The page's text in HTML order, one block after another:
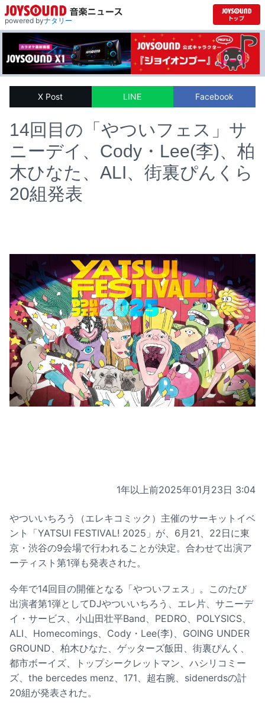
powered byナタリー
X Post LINE Facebook
14回目の「やついフェス」サ
ニーデイ、Cody・Lee(李)、柏
木ひなた、ALI、街裏ぴんくら
20組発表
1年以上前2025年01月23日 3:04
やついいちろう（エレキコミック）主催のサーキットイベ
ント「YATSUI FESTIVAL! 2025」が、6月21、22日に東
京・渋谷の9会場で行われることが決定。合わせて出演ア
ーティスト第1弾も発表された。
今年で14回目の開催となる「やついフェス」。このたび
出演者第1弾としてDJやついいちろう、エレ片、サニーデ
イ・サービス、小山田壮平Band、PEDRO、POLYSICS、
ALI、Homecomings、Cody・Lee(李)、GOING UNDER
GROUND、柏木ひなた、ゲッターズ飯田、街裏ぴんく、
都市ボーイズ、トップシークレットマン、ハシリコミー
ズ、the bercedes menz、171、超右腕、sidenerdsの計
20組が発表された。